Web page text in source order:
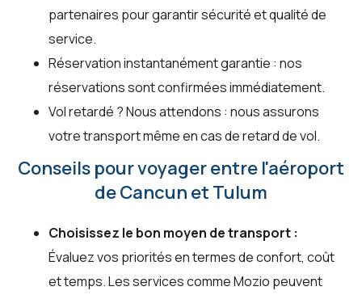
partenaires pour garantir sécurité et qualité de
service.
Réservation instantanément garantie : nos
réservations sont confirmées immédiatement.
Vol retardé ? Nous attendons : nous assurons
votre transport même en cas de retard de vol.
Conseils pour voyager entre l'aéroport
de Cancun et Tulum
Choisissez le bon moyen de transport :
Évaluez vos priorités en termes de confort, coût
et temps. Les services comme Mozio peuvent